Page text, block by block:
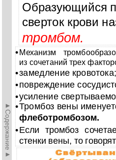
►Содержание►
Образующийся
сверток крови
тромбом.
• Механизм
из сочетаний трех
•замедление
•повреждение
•усиление
•Тромбоз вены
флеботромбозом.
•Если тромбоз
стенки вены, то